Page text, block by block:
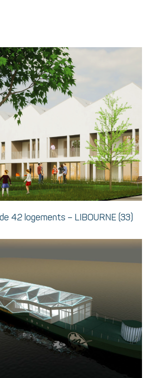
42 logements – LIBOURNE (33)